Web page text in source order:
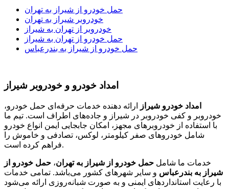
حمل خودرو از شیراز به تهران
خودروبر شیراز به تهران
خودروبر از تهران به شیراز
حمل خودرو از تهران به شیراز
حمل خودرو از شیراز به بندرعباس
امداد خودرو و خودروبر شیراز
امداد خودرو شیراز
ارائه دهنده خدمات حرفه‌ای حمل خودرو،
خودروبر و کفی خودروبر در شیراز و جاده‌های اطراف است. تیم ما
با استفاده از خودروبرهای مجهز، امکان جابجایی ایمن انواع خودرو
شامل خودروهای صفر کیلومتر، لوکس، تصادفی و خاموش را
فراهم کرده است.
خدمات ما شامل حمل خودرو از شیراز به تهران، حمل خودرو از
شیراز به بندرعباس و سایر شهرهای کشور می‌باشد. تمامی خدمات
با رعایت استانداردهای ایمنی و به صورت شبانه‌روزی ارائه می‌شود